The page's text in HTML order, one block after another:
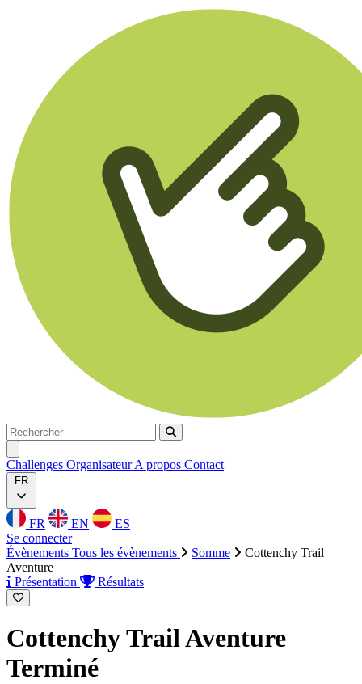
Rechercher
Rechercher
Challenges OrganisateurA propos Contact
FR
FR EN
ES
Se connecter
Évènements Tous les évènements Somme
Cottenchy Trail
Aventure
Présentation
Résultats
Cottenchy Trail Aventure
Terminé